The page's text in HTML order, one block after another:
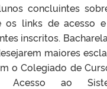
concluintes
os links de acesso
inscritos.
maiores
o Colegiado de
Acesso ao